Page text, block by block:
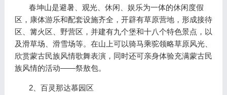
春坤山是避暑、观光、休闲、娱乐为一体的休闲度假
区，康体游乐和配套设施齐全，开辟有草原营地，形成接待
区、篝火区、野营区，并建有九个堡和十八个特色景点，以
及滑草场、滑雪场等。在山上可以骑马乘驼领略草原风光、
欣赏蒙古民族风情歌舞表演，同时还可亲身体验充满蒙古民
族风情的活动——祭敖包。
2、百灵那达慕园区